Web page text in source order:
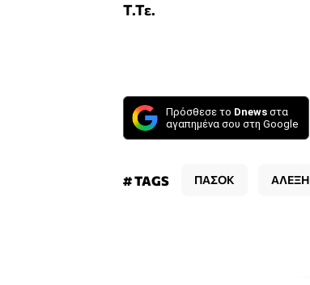
Τ.Τε.
Πρόσθεσε το Dnews στα
αγαπημένα σου στη Google
# TAGS ΠΑΣΟΚ